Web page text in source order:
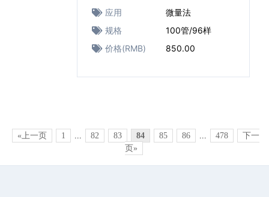
应用
微量法
规格
100管/96样
价格(RMB)
850.00
«上一页 1 ... 82 83 84 85 86 ... 478
下一
页»